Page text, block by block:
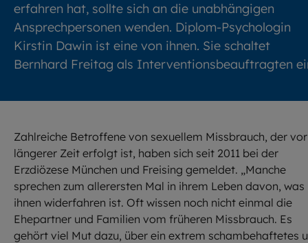
erfahren hat, sollte sich an die unabhängigen
Ansprechpersonen wenden. Diplom-Psychologin
Kirstin Dawin ist eine von ihnen. Sie schaltet
Bernhard Freitag als Interventionsbeauftragten
Zahlreiche Betroffene von sexuellem Missbrauch, der vor
längerer Zeit erfolgt ist, haben sich seit 2011 bei der
Erzdiözese München und Freising gemeldet. „Manche
sprechen zum allerersten Mal in ihrem Leben davon, was
ihnen widerfahren ist. Oft wissen noch nicht einmal die
Ehepartner und Familien vom früheren Missbrauch. Es
gehört viel Mut dazu, über ein extrem schambehaftetes